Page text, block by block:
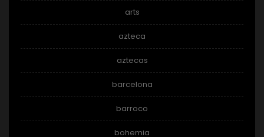
arts
azteca
aztecas
barcelona
barroco
bohemia